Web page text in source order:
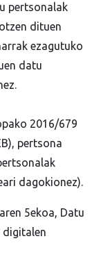
pertsonalak
dituen
ezagutuko
datu
2016/679
pertsona
dagokionez).
5ekoa, Datu
digitalen